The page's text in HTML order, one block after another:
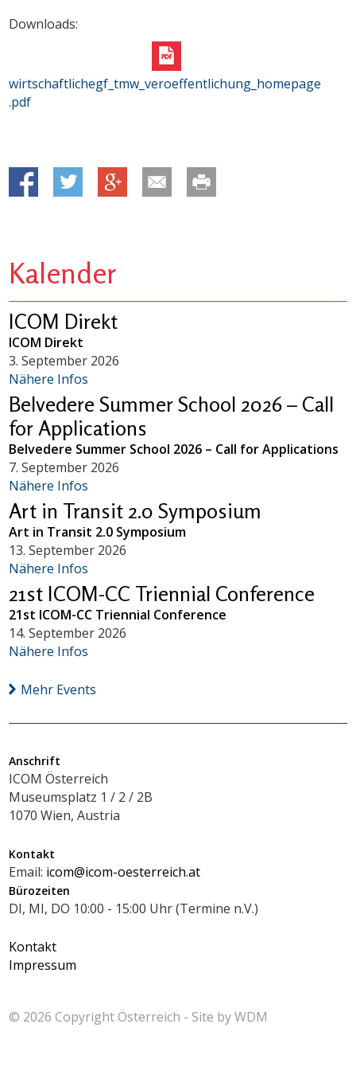
Downloads:
wirtschaftlichegf_tmw_veroeffentlichung_homepage
.pdf
Kalender
ICOM Direkt
ICOM Direkt
3. September 2026
Nähere Infos
Belvedere Summer School 2026 – Call
for Applications
Belvedere Summer School 2026 – Call for Applications
7. September 2026
Nähere Infos
Art in Transit 2.0 Symposium
Art in Transit 2.0 Symposium
13. September 2026
Nähere Infos
21st ICOM-CC Triennial Conference
21st ICOM-CC Triennial Conference
14. September 2026
Nähere Infos
Mehr Events
Anschrift
ICOM Österreich
Museumsplatz 1 / 2 / 2B
1070 Wien, Austria
Kontakt
Email: icom@icom-oesterreich.at
Bürozeiten
DI, MI, DO 10:00 - 15:00 Uhr (Termine n.V.)
Kontakt
Impressum
© 2026 CopyrightÖsterreich - Site byWDM